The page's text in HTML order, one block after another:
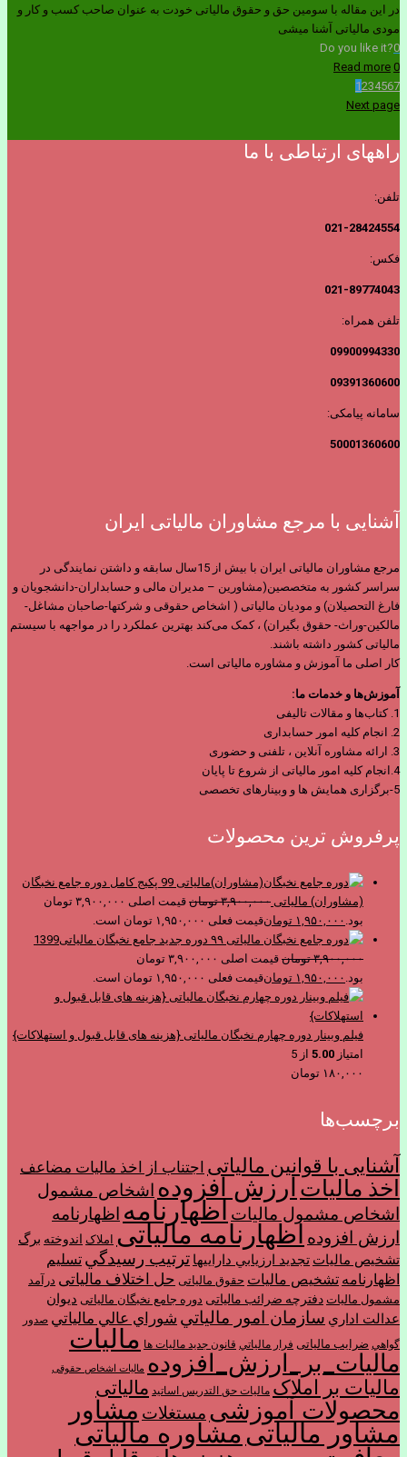
در این مقاله با سومین حق و حقوق مالیاتی خودت به عنوان صاحب کسب و کار و
مودی مالیاتی آشنا میشی
Do you like it?0
0
Read more
1234567
Next page
راههای ارتباطی با ما
تلفن:
021-28424554
فکس:
021-89774043
تلفن همراه:
09900994330
09391360600
سامانه پیامکی:
50001360600
آشنایی با مرجع مشاوران مالیاتی ایران
مرجع مشاوران مالیاتی ایران با بیش از 15سال سابقه و داشتن نمایندگی در
سراسر کشور به متخصصین(مشاورین – مدیران مالی و حسابداران-دانشجویان و
فارغ التحصیلان) و مودیان مالیاتی ( اشخاص حقوقی و شرکتها-صاحبان مشاغل-
مالکین-وراث- حقوق بگیران) ، کمک می‌کند بهترین عملکرد را در مواجهه با سیستم
مالیاتی کشور داشته باشند.
کار اصلی ما آموزش و مشاوره مالیاتی است.
آموزش‌ها و خدمات ما:
1. کتاب‌ها و مقالات تالیفی
2. انجام کلیه امور حسابداری
3. ارائه مشاوره آنلاین ، تلفنی و حضوری
4.انجام کلیه امور مالیاتی از شروع تا پایان
5-برگزاری همایش ها و وبینارهای تخصصی
پرفروش ترین محصولات
پکیج کامل دوره جامع نخبگان
(مشاوران) مالیاتی ۳,۹۰۰,۰۰۰ تومان
قیمت اصلی ۳,۹۰۰,۰۰۰ تومان
بود. ۱,۹۵۰,۰۰۰ تومانقیمت فعلی ۱,۹۵۰,۰۰۰ تومان است.
دوره جدید جامع نخبگان مالیاتی1399
۳,۹۰۰,۰۰۰ تومان
قیمت اصلی ۳,۹۰۰,۰۰۰ تومان
بود. ۱,۹۵۰,۰۰۰ تومانقیمت فعلی ۱,۹۵۰,۰۰۰ تومان است.
فیلم وبینار دوره چهارم نخبگان مالیاتی {هزینه های قابل قبول و استهلاکات}
امتیاز 5.00 از 5
۱۸۰,۰۰۰ تومان
برچسب‌ها
آشنایی با قوانین مالیاتی اجتناب از اخذ ماليات مضاعف
اخذ مالیات ارزش افزوده اشخاص مشمول
اشخاص مشمول ماليات اظهارنامه اظهارنامه
ارزش افزوده اظهارنامه مالیاتی املاک اندوخته برگ
تشخیص مالیات تجديد ارزيابي دارايي­ها ترتیب رسيدگي تسليم
اظهارنامه تشخیص مالیات حقوق مالیاتی حل اختلاف مالیاتی درآمد
مشمول ماليات دفترچه ضرائب مالیاتی دوره جامع نخبگان مالیاتی ديوان
عدالت اداري سازمان امور مالياتي شوراي عالي مالياتي صدور
گواهي ضرایب مالیاتی فرار مالياتي قانون جدید مالیات ها مالیات
مالیات_بر_ارزش_افزوده مالیات اشخاص حقوقی
مالیات بر املاک مالیات حق التدریس اساتید مالیاتی
محصولات آموزشی مستغلات مشاور
مشاور مالیاتیمشاوره مالیاتی